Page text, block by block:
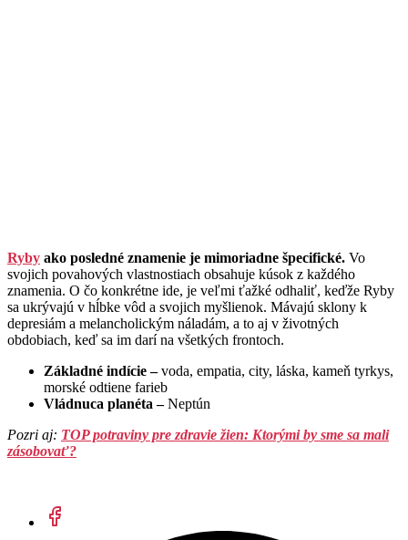
Ryby ako posledné znamenie je mimoriadne špecifické. Vo
svojich povahových vlastnostiach obsahuje kúsok z každého
znamenia. O čo konkrétne ide, je veľmi ťažké odhaliť, keďže Ryby
sa ukrývajú v hĺbke vôd a svojich myšlienok. Mávajú sklony k
depresiám a melancholickým náladám, a to aj v životných
obdobiach, keď sa im darí na všetkých frontoch.
Základné indície –voda, empatia, city, láska, kameň tyrkys,
morské odtiene farieb
Vládnuca planéta –Neptún
Pozri aj: TOP potraviny pre zdravie žien: Ktorými by sme sa mali
zásobovať?